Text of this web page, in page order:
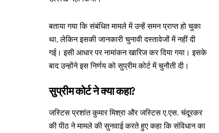
बताया गया कि संबंधित मामले में उन्हें समन प्राप्त हो चुका
था, लेकिन इसकी जानकारी चुनावी दस्तावेजों में नहीं दी
गई। इसी आधार पर नामांकन खारिज कर दिया गया। इसके
बाद उन्होंने इस निर्णय को सुप्रीम कोर्ट में चुनौती दी।
सुप्रीम कोर्ट ने क्या कहा?
जस्टिस प्रशांत कुमार मिश्रा और जस्टिस ए.एस. चंदूरकर
की पीठ ने मामले की सुनवाई करते हुए कहा कि संविधान का